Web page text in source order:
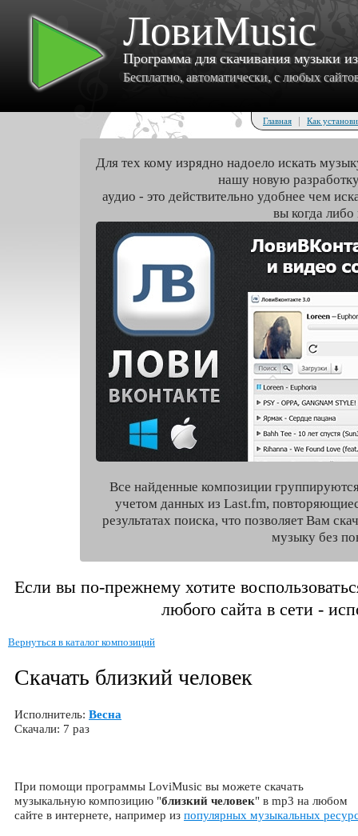
ЛовиMusic
Программа для скачивания музыки
Бесплатно, автоматически, с любых
Главная | Как
Для тех кому изрядно надоело искать
нашу новую
аудио - это действительно удобнее чем
вы когда либо
Все найденные композиции
учетом данных из Last.fm,
результатах поиска, что позволяет Вам
музыку без
Если вы по-прежнему хотите
любого сайта в сети -
Вернуться в каталог композиций
Скачать близкий человек
Исполнитель: Весна
Скачали: 7 раз
При помощи программы LoviMusic вы можете скачать
музыкальную композицию "близкий человек" в mp3 на любом
сайте в интернете, например из популярных музыкальных